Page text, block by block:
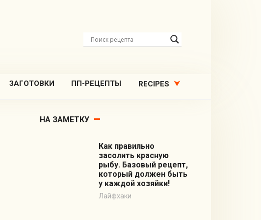
ЗАГОТОВКИ ПП-РЕЦЕПТЫ RECIPES
НА ЗАМЕТКУ
Как правильно
засолить красную
рыбу. Базовый рецепт,
который должен быть
у каждой хозяйки!
Лайфхаки